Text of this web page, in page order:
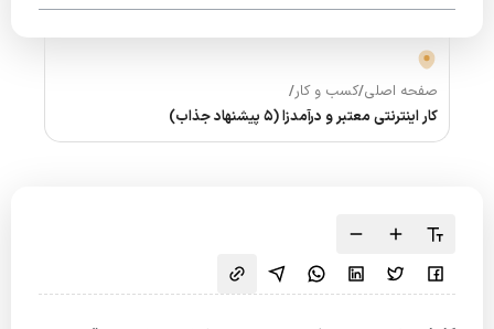
صفحه اصلی/کسب و کار/
کار اینترنتی معتبر و درآمدزا (5 پیشنهاد جذاب)